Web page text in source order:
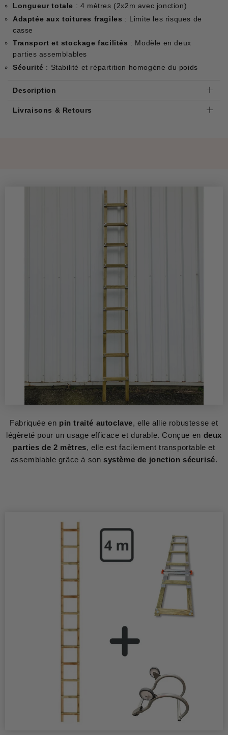
Longueur totale : 4 mètres (2x2m avec jonction)
Adaptée aux toitures fragiles : Limite les risques de
casse
Transport et stockage facilités : Modèle en deux
parties assemblables
Sécurité : Stabilité et répartition homogène du poids
Description
Livraisons & Retours
Fabriquée en pin traité autoclave, elle allie robustesse et
légèreté pour un usage efficace et durable. Conçue en deux
parties de 2 mètres, elle est facilement transportable et
assemblable grâce à son système de jonction sécurisé.